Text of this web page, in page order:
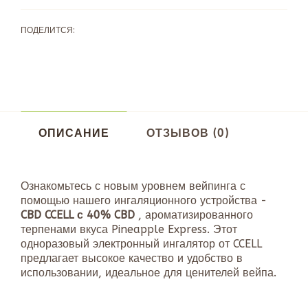
ПОДЕЛИТСЯ:
ОПИСАНИЕ ОТЗЫВОВ (0)
Ознакомьтесь с новым уровнем вейпинга с
помощью нашего ингаляционного устройства -
CBD CCELL с 40% CBD , ароматизированного
терпенами вкуса Pineapple Express. Этот
одноразовый электронный ингалятор от CCELL
предлагает высокое качество и удобство в
использовании, идеальное для ценителей вейпа.